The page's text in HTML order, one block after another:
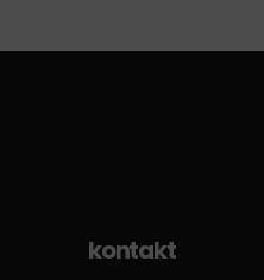
kontakt